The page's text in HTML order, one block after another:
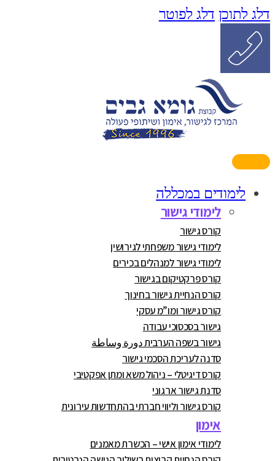
דלג לתוכן דלג לפוטר
לימודים במכללה
לימודי גישור
קורס גישור
לימודי גישור משפחתי לגירושין
לימודי גישור למנהלים בכירים
קורס פרקטיקום בגישור
קורס הנחיית גישור בחינוך
קורס גישור ומו”מ עסקי
גישור בסכסוכי עבודה
גישור בשפה הערבית دورة وساطة
סדנה לעריכת הסכמי גישור
קורס דיגיטלי – ניהול משא ומתן אפקטיבי
סדנת גישור ארגוני
קורס גישור וליווי חברתי בהתחדשות עירונית
אימון
לימודי אימון אישי – הכשרת מאמנים